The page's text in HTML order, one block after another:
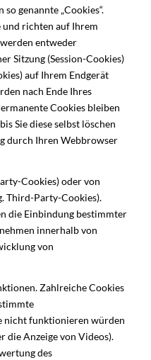
genannte „Cookies“.
und richten auf Ihrem
werden entweder
Sitzung (Session-Cookies)
auf Ihrem Endgerät
nach Ende Ihres
Cookies bleiben
Sie diese selbst löschen
durch Ihren Webbrowser
Cookies) oder von
Third-Party-Cookies).
die Einbindung bestimmter
innerhalb von
von
Zahlreiche Cookies
nicht funktionieren würden
die Anzeige von Videos).
des